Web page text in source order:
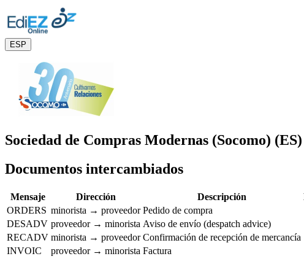
ESP
Sociedad de Compras Modernas (Socomo) (ES)
Documentos intercambiados
Mensaje Dirección Descripción
ORDERS minorista → proveedor Pedido de compra
DESADV proveedor → minorista Aviso de envío (despatch advice)
RECADV minorista → proveedor Confirmación de recepción de mercancía
INVOIC
proveedor → minorista Factura